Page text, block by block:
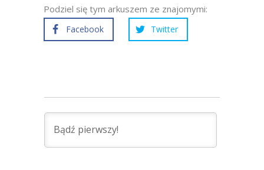
Podziel się tym arkuszem ze znajomymi:
Facebook Twitter